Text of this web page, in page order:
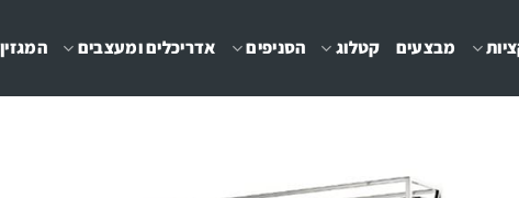
מבצעים קטלוג הסניפים אדריכלים ומעצבים המגזין